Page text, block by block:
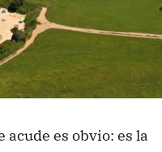
acude es obvio: es la